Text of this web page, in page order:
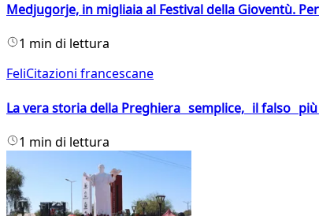
Medjugorje, in migliaia al Festival della Gioventù.
1 min di lettura
FeliCitazioni francescane
La vera storia della Preghiera semplice, il falso più
1 min di lettura